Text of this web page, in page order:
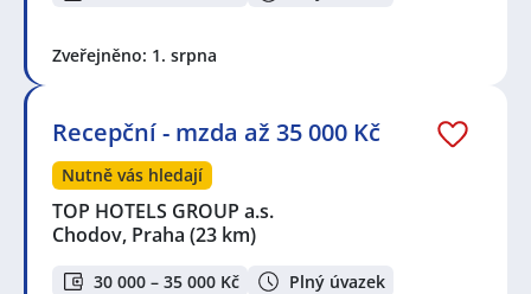
Zveřejněno: 1. srpna
Recepční - mzda až 35 000 Kč
Nutně vás hledají
TOP HOTELS GROUP a.s.
Chodov, Praha (23 km)
30 000 – 35 000 Kč
Plný úvazek